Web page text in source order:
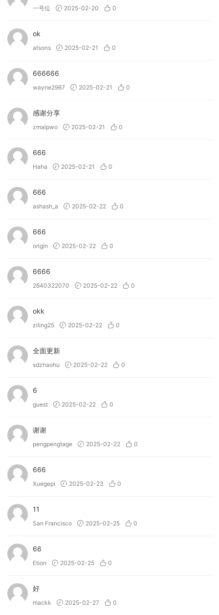
• 在您的曲目中试听不同的调性和节奏演奏风格
• 使用三种不同的效果和四种独特的宏广泛处理声音，实现终极
声音塑造。
• 使用由专业音响设计师制作的 250 个预设，将即时凹槽注入
• （新功能！）允许您导入自己的样本并个性化乐器。
• 将标志性鼓机的经典和现代样本添加到您的曲目中。
• 使用新的 Sequencer 轻松排序复杂的模式。
• 使用三种不同的效果和四种独特的宏广泛处理声音，实现终极
声音塑造。
• 使用由专业音效设计师精心制作的 250 个预设，为您的曲目
注入即时律动。
•（新功能！）允许您导入自己的样本并个性化乐器。
• 将各种有机声音融入您的音乐中。
• 通过即时歌曲启动器提供灵感。
• 制作受家居用品和稀有乐器启发的引人入胜的音景和纹理。
• 利用三种不同的效果和四种独特的宏进行广泛的声音处理。
→ Bloom Vocal Edit 能做什么？
• 立即添加引人注目的人声，让您的曲目栩栩如生。
• 创建充满活力、切碎的钩子来吸引听众。
• 无缝融合不同声乐风格，打造打破流派的作品。
• （新功能！）允许您导入自己的样本并个性化乐器。
→ Bloom Vocal Aether 能做什么？
• 制作引人注目的短语和主题
• 创造优美的气息纹理
• （新功能！）允许您导入自己的样本并个性化乐器。
• 使用强大的鼓点为您的曲目添加节奏
• 操纵和混合任何类型的鼓点
• 从套鼓和单次打击乐中创建引人入胜的鼓序列
• 提供对精心制作的经典间奏的再现
• （新功能！）允许您导入自己的样本并个性化乐器。
→ Bloom Bass Impulse 能做什么？
• 使用一系列现代、强劲的贝斯线提升您的音轨。
一号位 2025-02-20 0
ok
atsons 2025-02-21 0
666666
wayne2967 2025-02-21 0
感谢分享
zmalpwo 2025-02-21 0
666
Haha 2025-02-21 0
666
ashash_a 2025-02-22 0
666
origin 2025-02-22 0
6666
2640322070 2025-02-22 0
okk
ziling25 2025-02-22 0
全面更新
sdzhaohu 2025-02-22 0
6
guest 2025-02-22 0
谢谢
pengpengtage 2025-02-22 0
666
Xuegepi 2025-02-23 0
11
San Francisco 2025-02-25 0
66
Etion 2025-02-25 0
好
mackk 2025-02-27 0